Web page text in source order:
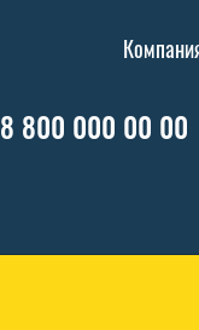
8 800 000 00 00